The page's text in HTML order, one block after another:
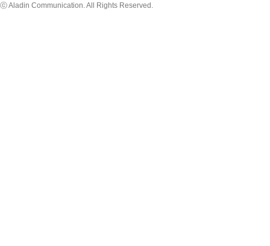
ⓒ Aladin Communication. All Rights Reserved.